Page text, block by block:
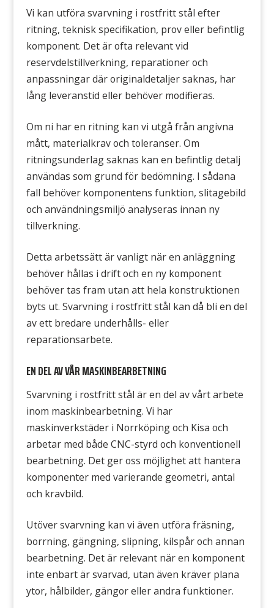
Vi kan utföra svarvning i rostfritt stål efter
ritning, teknisk specifikation, prov eller befintlig
komponent. Det är ofta relevant vid
reservdelstillverkning, reparationer och
anpassningar där originaldetaljer saknas, har
lång leveranstid eller behöver modifieras.
Om ni har en ritning kan vi utgå från angivna
mått, materialkrav och toleranser. Om
ritningsunderlag saknas kan en befintlig detalj
användas som grund för bedömning. I sådana
fall behöver komponentens funktion, slitagebild
och användningsmiljö analyseras innan ny
tillverkning.
Detta arbetssätt är vanligt när en anläggning
behöver hållas i drift och en ny komponent
behöver tas fram utan att hela konstruktionen
byts ut. Svarvning i rostfritt stål kan då bli en del
av ett bredare underhålls- eller
reparationsarbete.
EN DEL AV VÅR MASKINBEARBETNING
Svarvning i rostfritt stål är en del av vårt arbete
inom maskinbearbetning. Vi har
maskinverkstäder i Norrköping och Kisa och
arbetar med både CNC-styrd och konventionell
bearbetning. Det ger oss möjlighet att hantera
komponenter med varierande geometri, antal
och kravbild.
Utöver svarvning kan vi även utföra fräsning,
borrning, gängning, slipning, kilspår och annan
bearbetning. Det är relevant när en komponent
inte enbart är svarvad, utan även kräver plana
ytor, hålbilder, gängor eller andra funktioner.